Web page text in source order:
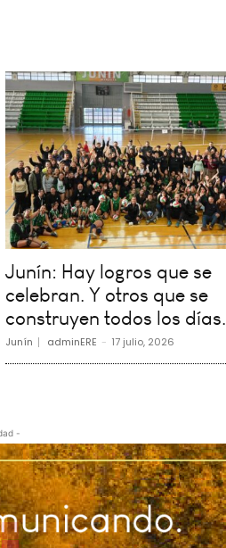
Junín: Hay logros que se
celebran. Y otros que se
construyen todos los días.
Junín adminERE - 17 julio, 2026
-